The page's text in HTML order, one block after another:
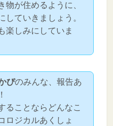
物が住めるように、
していきましょう。
楽しみにしていま
ぴのみんな、報告あ
ることならどんなこ
ロジカルあくしょ